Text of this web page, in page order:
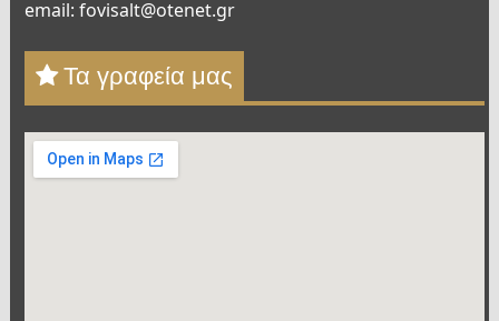
email: fovisalt@otenet.gr
Τα γραφεία μας